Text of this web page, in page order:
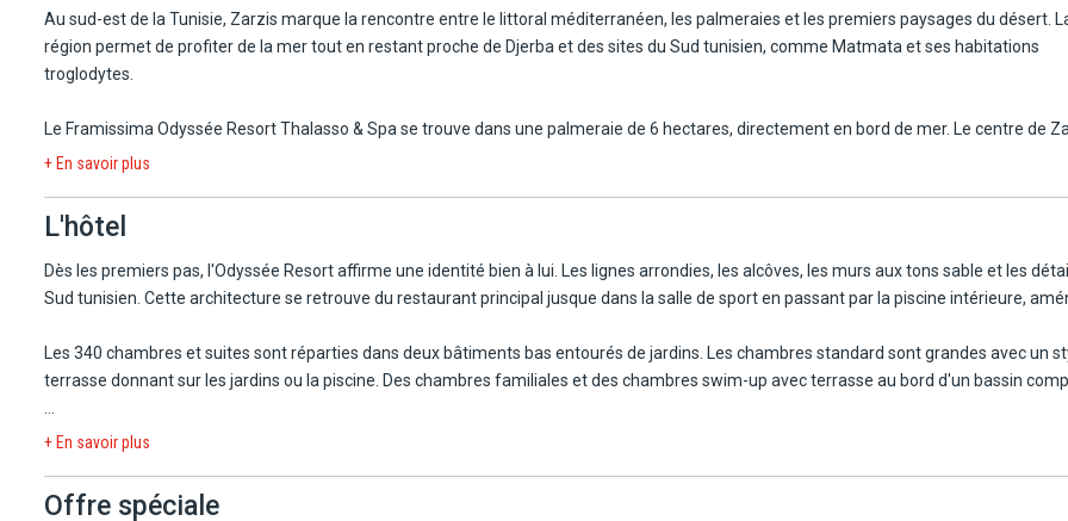
Au sud-est de la Tunisie, Zarzis marque la rencontre entre le littoral méditerranéen, les palmeraies et les premiers paysages du désert.
région permet de profiter de la mer tout en restant proche de Djerba et des sites du Sud tunisien, comme Matmata et ses habitations
troglodytes.
Le Framissima Odyssée Resort Thalasso & Spa se trouve dans une palmeraie de 6 hectares, directement en bord de mer. Le centre de
avec ses commerces et son marché, est accessible en une quinzaine de minutes. L'île de Djerba se rejoint également facilement par la
L'aéroport de Djerba-Zarzis est situé à environ 55 km.
+ En savoir plus
L'hôtel
Dès les premiers pas, l'Odyssée Resort affirme une identité bien à lui. Les lignes arrondies, les alcôves, les murs aux tons sable et les
Sud tunisien. Cette architecture se retrouve du restaurant principal jusque dans la salle de sport en passant par la piscine intérieure,
Les 340 chambres et suites sont réparties dans deux bâtiments bas entourés de jardins. Les chambres standard sont grandes avec un
terrasse donnant sur les jardins ou la piscine. Des chambres familiales et des chambres swim-up avec terrasse au bord d'un bassin
La grande piscine au cœur de la palmeraie et la plage occupent naturellement une bonne partie des journées. Vous pouvez aussi vous
Le centre de thalassothérapie constitue l'un des grands atouts de l'adresse. Dans une ambiance plus intime, il réunit une piscine d'eau
+ En savoir plus
Offre spéciale